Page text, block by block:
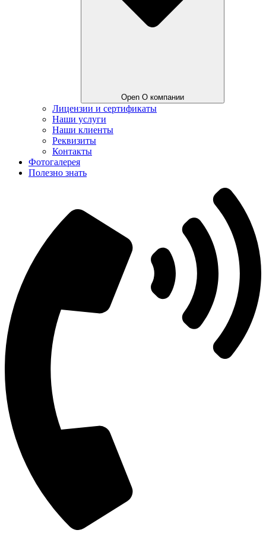
Open О компании
Лицензии и сертификаты
Наши услуги
Наши клиенты
Реквизиты
Контакты
Фотогалерея
Полезно знать